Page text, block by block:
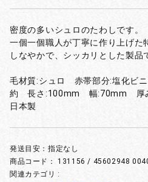
密度の多いシュロのたわしです。
一個一個職人が丁寧に作り上げた
しなやかで、シッカリとした製品
毛材質:シュロ 赤帯部分:塩化ビ
約 長さ:100mm 幅:70mm 厚
日本製
発送目安：指定なし
商品コード：131156 / 45602948
関連カテゴリ :